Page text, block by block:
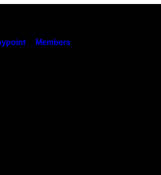
Members